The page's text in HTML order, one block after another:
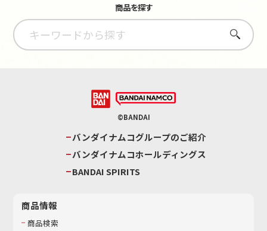
商品を探す
さがす
©BANDAI
バンダイナムコグループのご紹介
バンダイナムコホールディングス
BANDAI SPIRITS
商品情報
商品検索